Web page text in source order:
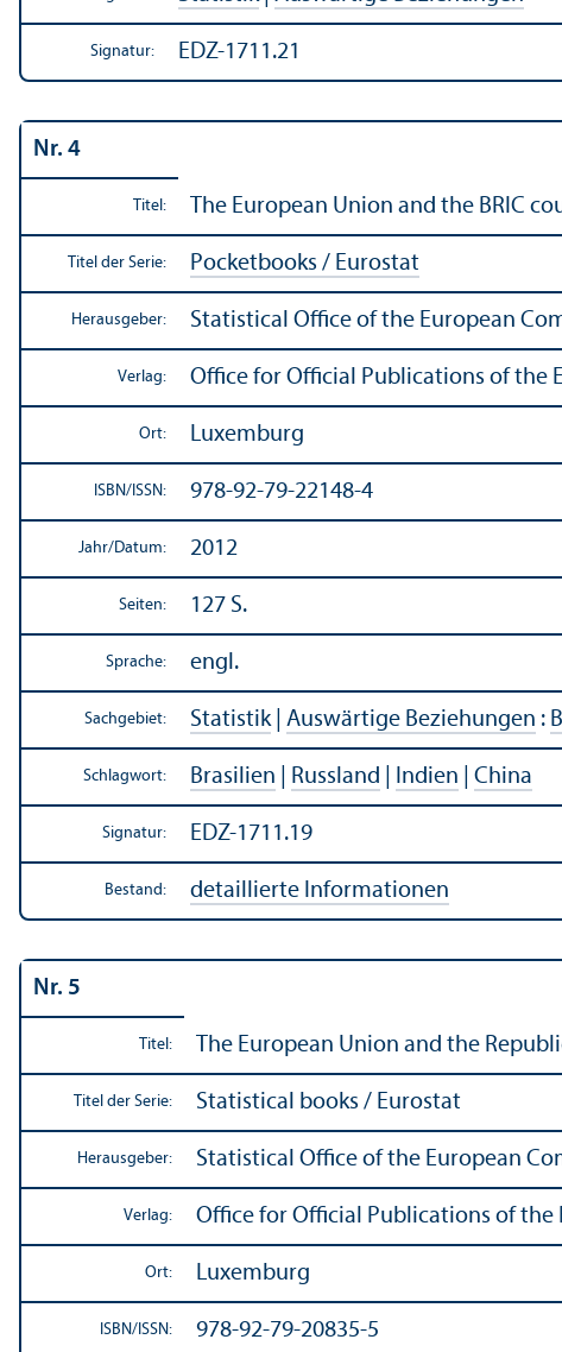
Signatur: EDZ-1711.21
Nr. 4
Titel: The European Union and the BRIC
Titel der Serie: Pocketbooks / Eurostat
Herausgeber: Statistical Office of the European
Verlag: Office for Official Publications of the
Ort: Luxemburg
ISBN/ ISSN: 978-92-79-22148-4
Jahr/Datum: 2012
Seiten: 127 S.
Sprache: engl.
Sachgebiet: Statistik| Auswärtige Beziehungen :
Schlagwort: Brasilien Russland Indien China
Signatur: EDZ-1711.19
Bestand: detaillierte Informationen
Nr. 5
Titel: The European Union and the
Titel der Serie: Statistical books / Eurostat
Herausgeber: Statistical Office of the European
Verlag: Office for Official Publications of the
Ort: Luxemburg
ISBN/ ISSN: 978-92-79-20835-5